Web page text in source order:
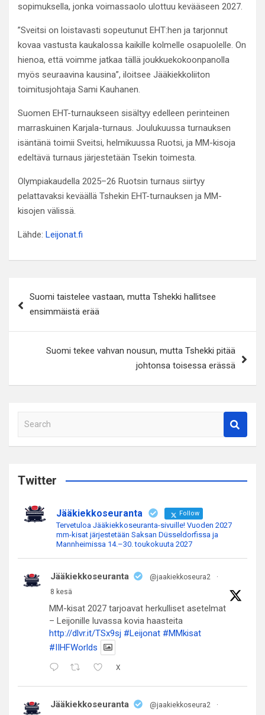
sopimuksella, jonka voimassaolo ulottuu kevääseen 2027.
”Sveitsi on loistavasti sopeutunut EHT:hen ja tarjonnut
kovaa vastusta kaukalossa kaikille kolmelle osapuolelle. On
hienoa, että voimme jatkaa tällä joukkuekokoonpanolla
myös seuraavina kausina”, iloitsee Jääkiekkoliiton
toimitusjohtaja Sami Kauhanen.
Suomen EHT-turnaukseen sisältyy edelleen perinteinen
marraskuinen Karjala-turnaus. Joulukuussa turnauksen
isäntänä toimii Sveitsi, helmikuussa Ruotsi, ja MM-kisoja
edeltävä turnaus järjestetään Tsekin toimesta.
Olympiakaudella 2025–26 Ruotsin turnaus siirtyy
pelattavaksi keväällä Tshekin EHT-turnauksen ja MM-
kisojen välissä.
Lähde: Leijonat.fi
selaus
Suomi taistelee vastaan, mutta Tshekki hallitsee
ensimmäistä erää
Suomi tekee vahvan nousun, mutta Tshekki pitää
johtonsa toisessa erässä
a
c
Twitter
Jääkiekkoseuranta Follow
Tervetuloa Jääkiekkoseuranta-sivuille! Vuoden 2027
mm-kisat järjestetään Saksan Düsseldorfissa ja
Mannheimissa 14.–30. toukokuuta 2027
Jääkiekkoseuranta @jaakiekkoseura2
·
8 kesä
MM-kisat 2027 tarjoavat herkulliset asetelmat
– Leijonille luvassa kovia haasteita
http://dlvr.it/TSx9sj #Leijonat #MMkisat
#IIHFWorlds
X
Jääkiekkoseuranta @jaakiekkoseura2
·